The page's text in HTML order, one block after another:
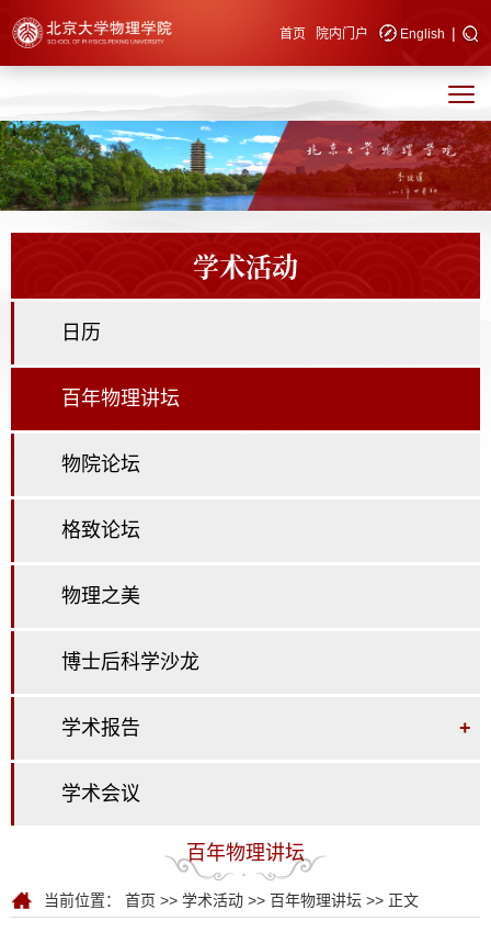
快速导航 首页 院内门户 English |
学术活动
日历
百年物理讲坛
物院论坛
格致论坛
物理之美
博士后科学沙龙
学术报告 +
学术会议
百年物理讲坛
当前位置： 首页 >> 学术活动 >> 百年物理讲坛 >> 正文